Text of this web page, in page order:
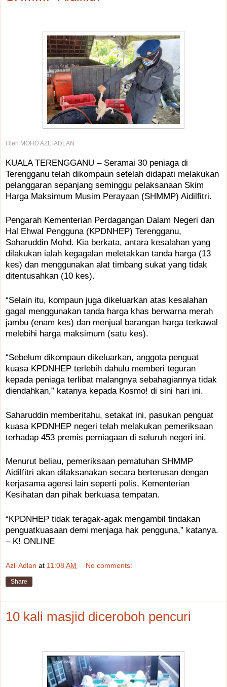
Oleh MOHD AZLI ADLAN
KUALA TERENGGANU – Seramai 30 peniaga di
Terengganu telah dikompaun setelah didapati melakukan
pelanggaran sepanjang seminggu pelaksanaan Skim
Harga Maksimum Musim Perayaan (SHMMP) Aidilfitri.
Pengarah Kementerian Perdagangan Dalam Negeri dan
Hal Ehwal Pengguna (KPDNHEP) Terengganu,
Saharuddin Mohd. Kia berkata, antara kesalahan yang
dilakukan ialah kegagalan meletakkan tanda harga (13
kes) dan menggunakan alat timbang sukat yang tidak
ditentusahkan (10 kes).
“Selain itu, kompaun juga dikeluarkan atas kesalahan
gagal menggunakan tanda harga khas berwarna merah
jambu (enam kes) dan menjual barangan harga terkawal
melebihi harga maksimum (satu kes).
“Sebelum dikompaun dikeluarkan, anggota penguat
kuasa KPDNHEP terlebih dahulu memberi teguran
kepada peniaga terlibat malangnya sebahagiannya tidak
diendahkan,” katanya kepada Kosmo! di sini hari ini.
Saharuddin memberitahu, setakat ini, pasukan penguat
kuasa KPDNHEP negeri telah melakukan pemeriksaan
terhadap 453 premis perniagaan di seluruh negeri ini.
Menurut beliau, pemeriksaan pematuhan SHMMP
Aidilfitri akan dilaksanakan secara berterusan dengan
kerjasama agensi lain seperti polis, Kementerian
Kesihatan dan pihak berkuasa tempatan.
“KPDNHEP tidak teragak-agak mengambil tindakan
penguatkuasaan demi menjaga hak pengguna,” katanya.
– K! ONLINE
Azli Adlan at 11:08 AM No comments:
Share
10 kali masjid diceroboh pencuri